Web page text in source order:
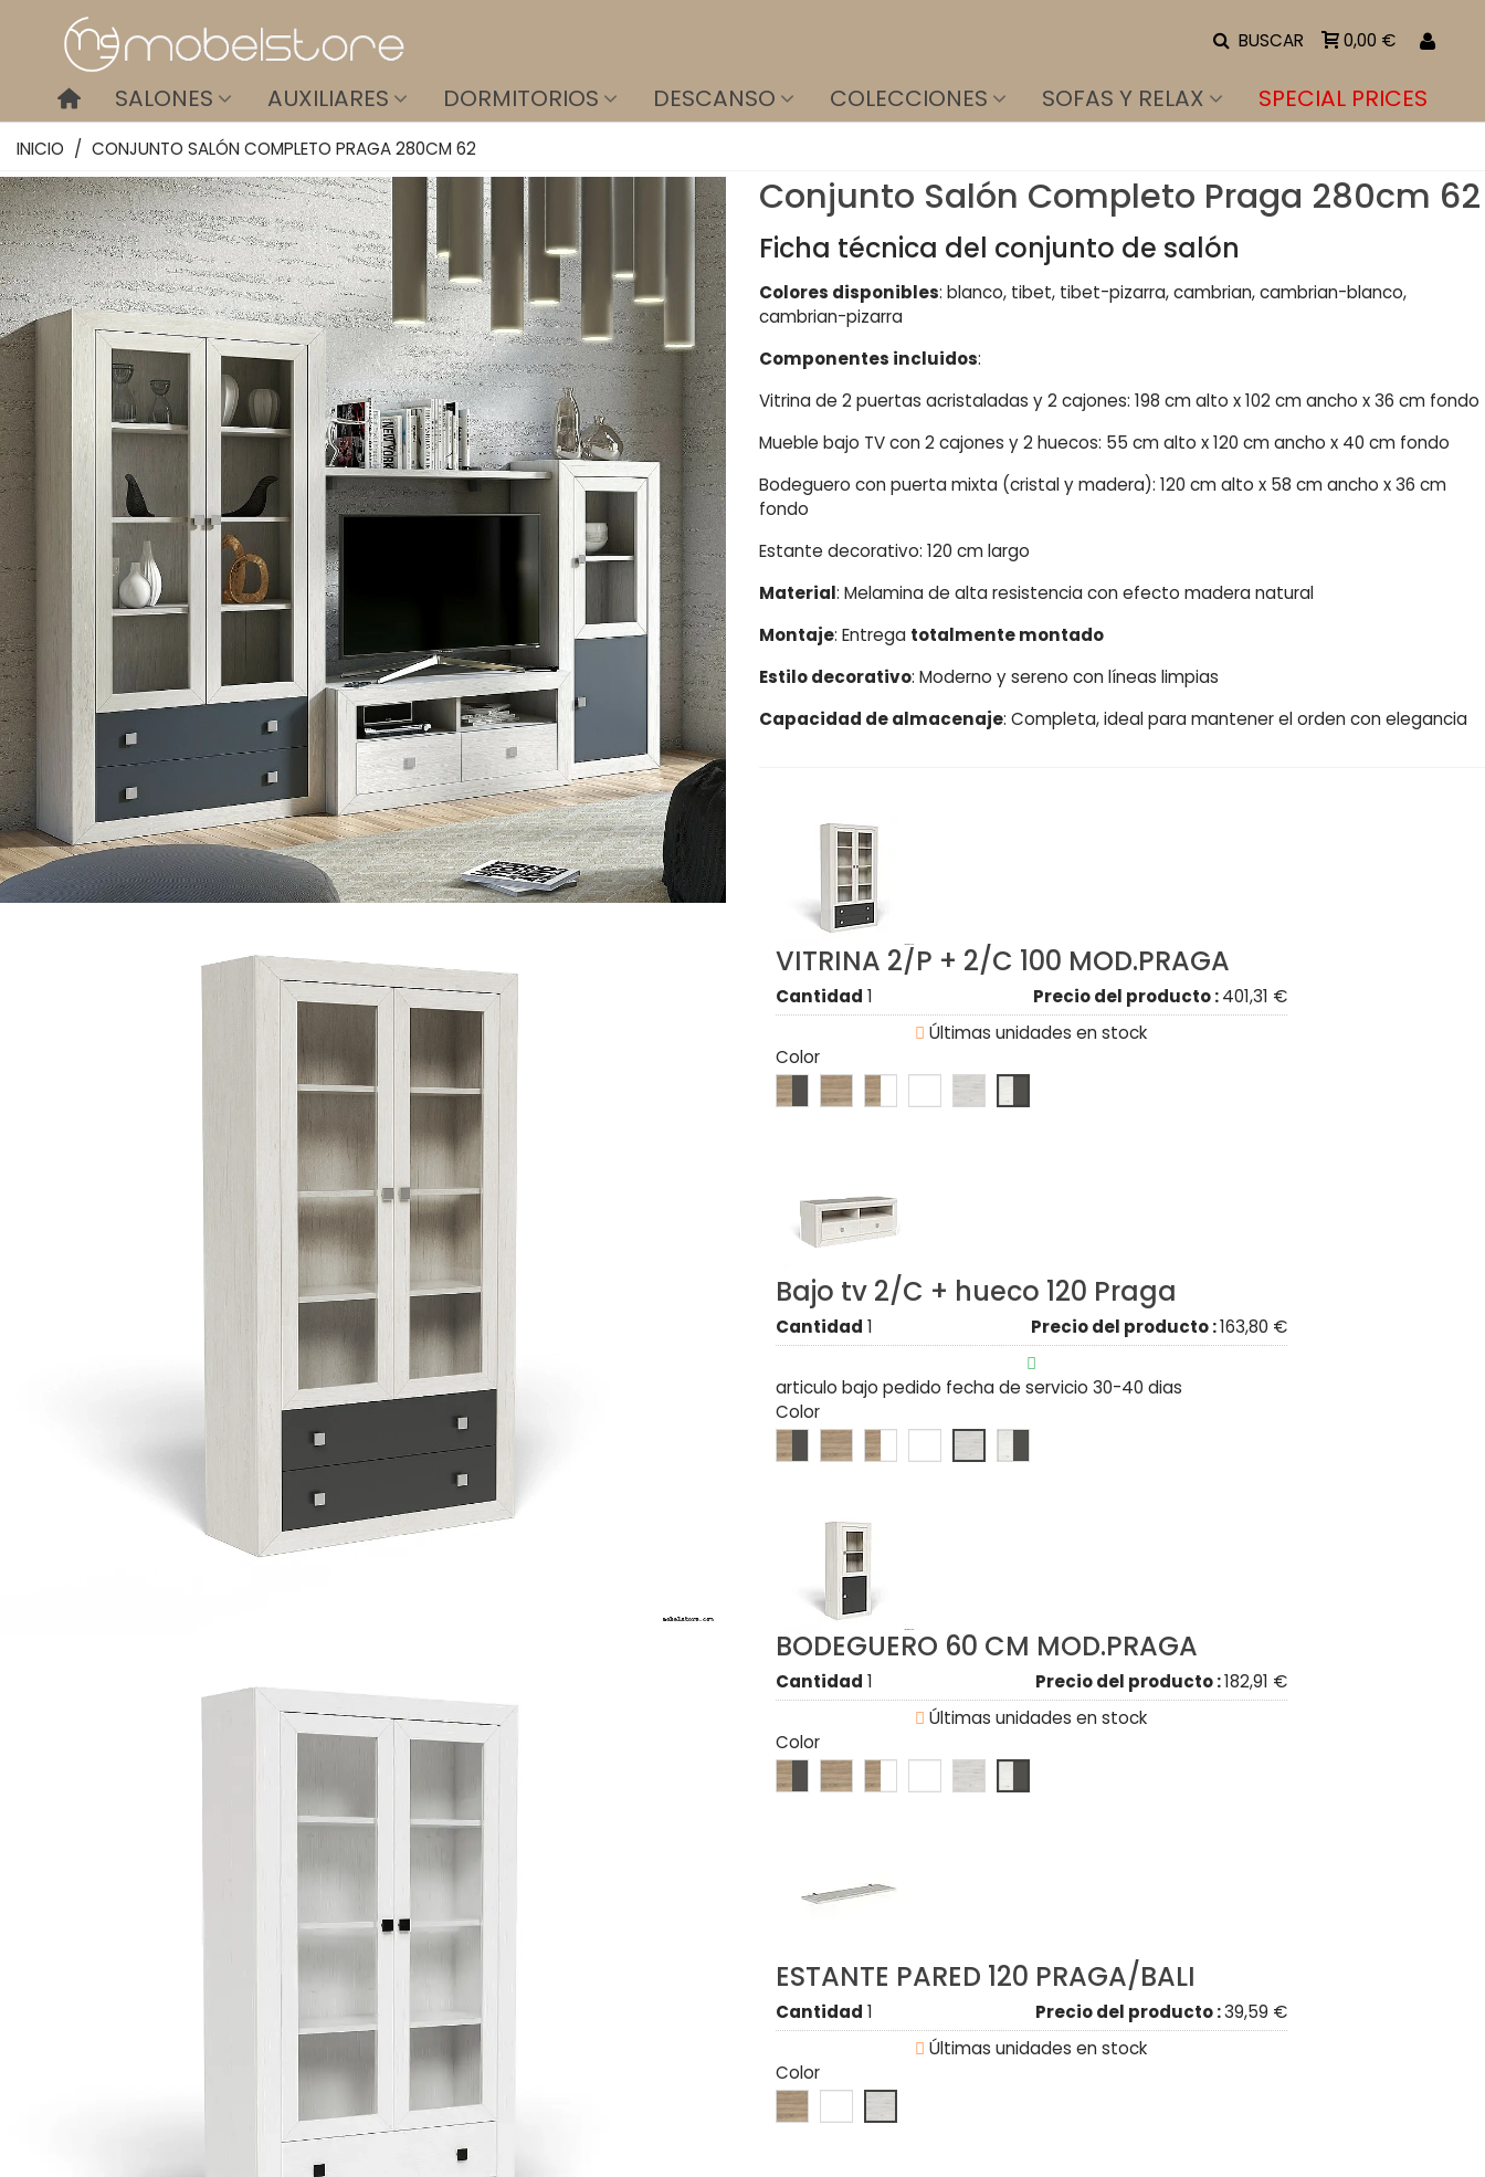
BUSCAR 0,00 €
SALONES AUXILIARES DORMITORIOS DESCANSO COLECCIONES SOFAS Y RELAX SPECIAL PRICES
INICIO / CONJUNTO SALÓN COMPLETO PRAGA 280CM 62
Conjunto Salón Completo Praga 280cm 62
Ficha técnica del conjunto de salón
Colores disponibles: blanco, tibet, tibet-pizarra, cambrian, cambrian-blanco,
cambrian-pizarra
Componentes incluidos:
Vitrina de 2 puertas acristaladas y 2 cajones: 198 cm alto x 102 cm ancho x 36 cm fondo
Mueble bajo TV con 2 cajones y 2 huecos: 55 cm alto x 120 cm ancho x 40 cm fondo
Bodeguero con puerta mixta (cristal y madera): 120 cm alto x 58 cm ancho x 36 cm
fondo
Estante decorativo: 120 cm largo
Material: Melamina de alta resistencia con efecto madera natural
Montaje: Entrega totalmente montado
Estilo decorativo: Moderno y sereno con líneas limpias
Capacidad de almacenaje: Completa, ideal para mantener el orden con elegancia
VITRINA 2/P + 2/C 100 MOD.PRAGA
Cantidad 1 Precio del producto :401,31 €
 Últimas unidades en stock
Color
Bajo tv 2/C + hueco 120 Praga
Cantidad 1 Precio del producto :163,80 €

articulo bajo pedido fecha de servicio 30-40 dias
Color
BODEGUERO 60 CM MOD.PRAGA
Cantidad 1 Precio del producto :182,91 €
 Últimas unidades en stock
Color
ESTANTE PARED 120 PRAGA/BALI
Cantidad 1 Precio del producto :39,59 €
 Últimas unidades en stock
Color